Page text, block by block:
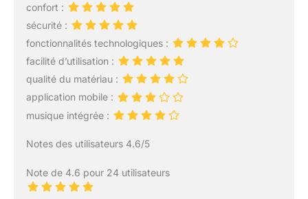
confort :
sécurité :
fonctionnalités technologiques :
facilité d’utilisation :
qualité du matériau :
application mobile :
musique intégrée :
Notes des utilisateurs 4.6/5
Note de 4.6 pour 24 utilisateurs